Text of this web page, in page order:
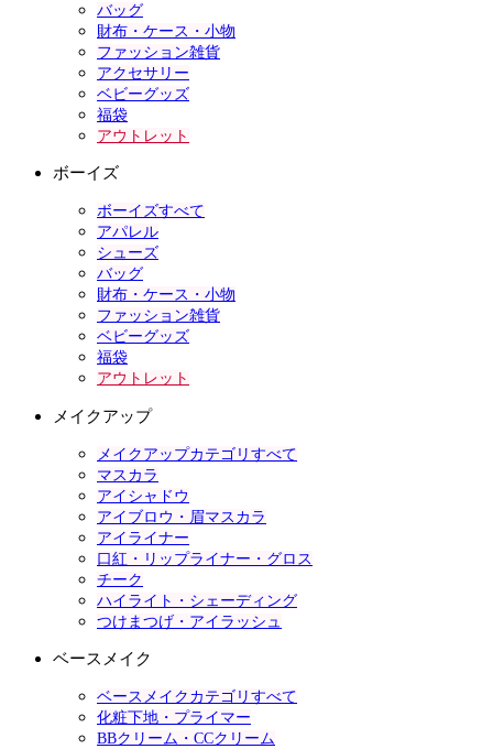
バッグ
財布・ケース・小物
ファッション雑貨
アクセサリー
ベビーグッズ
福袋
アウトレット
ボーイズ
ボーイズすべて
アパレル
シューズ
バッグ
財布・ケース・小物
ファッション雑貨
ベビーグッズ
福袋
アウトレット
メイクアップ
メイクアップカテゴリすべて
マスカラ
アイシャドウ
アイブロウ・眉マスカラ
アイライナー
口紅・リップライナー・グロス
チーク
ハイライト・シェーディング
つけまつげ・アイラッシュ
ベースメイク
ベースメイクカテゴリすべて
化粧下地・プライマー
BBクリーム・CCクリーム